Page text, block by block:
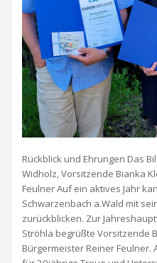
Rückblick und Ehrungen Das
Widholz, Vorsitzende Bianka
Feulner Auf ein aktives Jahr
Schwarzenbach a.Wald mit
zurückblicken. Zur
Ströhla begrüßte Vorsitzende
Bürgermeister Reiner